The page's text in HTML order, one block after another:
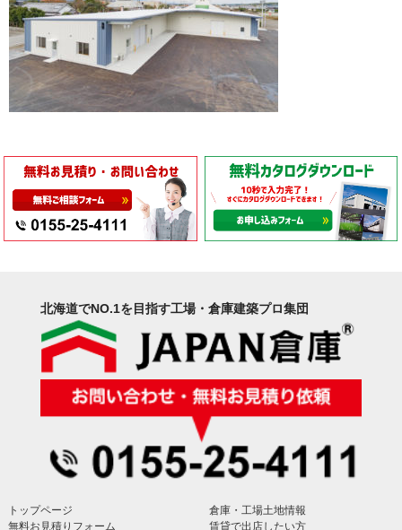
北海道でNO.1を目指す工場・倉庫建築プロ集団
トップページ
無料お見積りフォーム
倉庫・工場土地情報
賃貸で出店したい方